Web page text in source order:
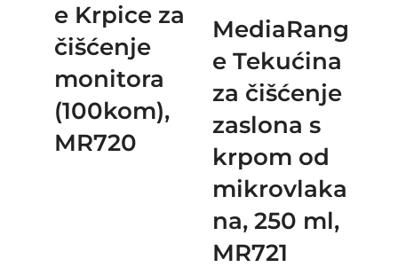
e Krpice za
čišćenje
monitora
(100kom),
MR720
MediaRang
e Tekućina
za čišćenje
zaslona s
krpom od
mikrovlaka
na, 250 ml,
MR721